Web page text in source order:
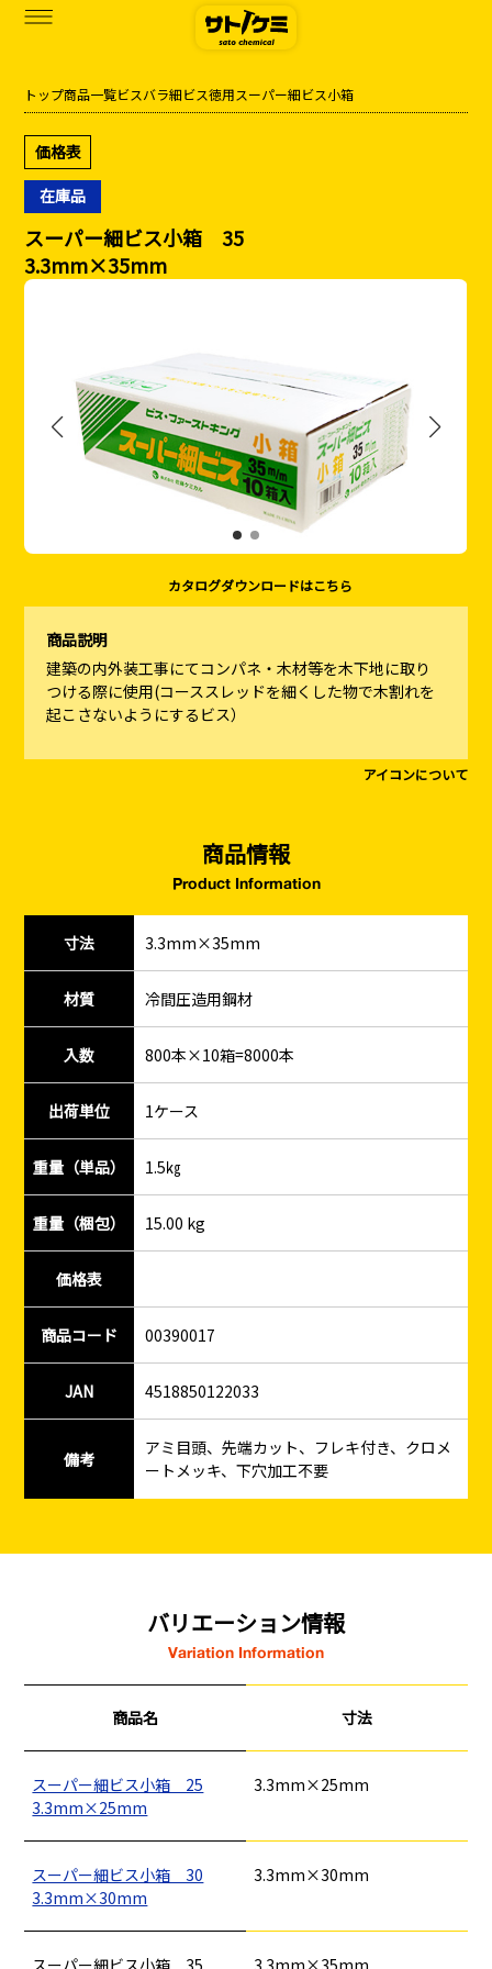
サトケミって？
お知らせ
お問い合わせ
アクセス
トップ商品一覧ビスバラ細ビス徳用スーパー細ビス小箱
価格表
在庫品
スーパー細ビス小箱 35
3.3mm×35mm
カタログダウンロードはこちら
商品説明
建築の内外装工事にてコンパネ・木材等を木下地に取り
つける際に使用(コーススレッドを細くした物で木割れを
起こさないようにするビス）
アイコンについて
商品情報
Product Information
寸法 3.3mm×35mm
材質 冷間圧造用鋼材
入数 800本×10箱=8000本
出荷単位 1ケース
重量（単品） 1.5㎏
重量（梱包） 15.00 kg
価格表
商品コード 00390017
JAN 4518850122033
備考
アミ目頭、先端カット、フレキ付き、クロメ
ートメッキ、下穴加工不要
バリエーション情報
Variation Information
商品名 寸法
スーパー細ビス小箱 25
3.3mm×25mm
3.3mm×25mm
スーパー細ビス小箱 30
3.3mm×30mm
3.3mm×30mm